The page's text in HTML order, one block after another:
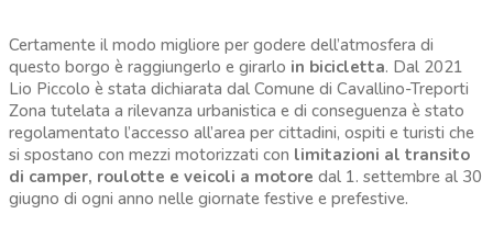
Certamente il modo migliore per godere dell’atmosfera di
questo borgo è raggiungerlo e girarlo in bicicletta. Dal 2021
Lio Piccolo è stata dichiarata dal Comune di Cavallino-Treporti
Zona tutelata a rilevanza urbanistica e di conseguenza è stato
regolamentato l’accesso all’area per cittadini, ospiti e turisti che
si spostano con mezzi motorizzati con limitazioni al transito
di camper, roulotte e veicoli a motore dal 1. settembre al 30
giugno di ogni anno nelle giornate festive e prefestive.